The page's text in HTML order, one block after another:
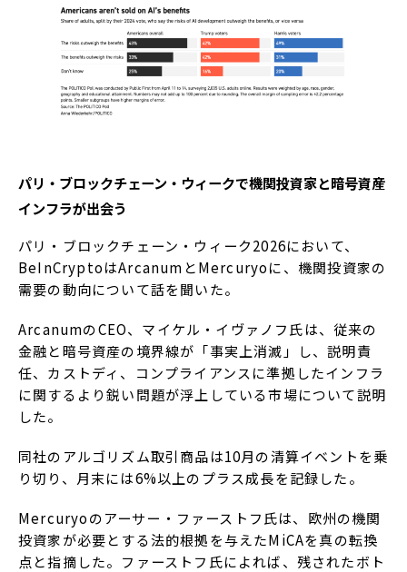
パリ・ブロックチェーン・ウィークで機関投資家と暗号資産
インフラが出会う
パリ・ブロックチェーン・ウィーク2026において、
BeInCryptoはArcanumとMercuryoに、機関投資家の
需要の動向について話を聞いた。
ArcanumのCEO、マイケル・イヴァノフ氏は、従来の
金融と暗号資産の境界線が「事実上消滅」し、説明責
任、カストディ、コンプライアンスに準拠したインフラ
に関するより鋭い問題が浮上している市場について説明
した。
同社のアルゴリズム取引商品は10月の清算イベントを乗
り切り、月末には6%以上のプラス成長を記録した。
Mercuryoのアーサー・ファーストフ氏は、欧州の機関
投資家が必要とする法的根拠を与えたMiCAを真の転換
点と指摘した。ファーストフ氏によれば、残されたボト